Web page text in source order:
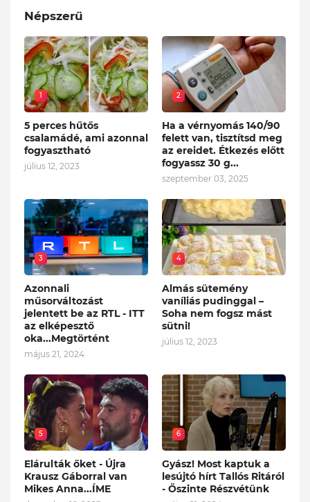
Népszerű
1
5 perces hűtős
csalamádé, ami azonnal
fogyasztható
július 12, 2023
2
Ha a vérnyomás 140/90
felett van, tisztítsd meg
az ereidet. Étkezés előtt
fogyassz 30 g...
szeptember 03, 2025
3
Azonnali
műsorváltozást
jelentett be az RTL - ITT
az elképesztő
oka...Megtörtént
május 21, 2024
4
Almás sütemény
vaníliás pudinggal –
Soha nem fogsz mást
sütni!
július 12, 2023
5
Elárulták őket - Újra
Krausz Gáborral van
Mikes Anna...ÍME
6
Gyász! Most kaptuk a
lesújtó hírt Tallós Ritáról
- Őszinte Részvétünk